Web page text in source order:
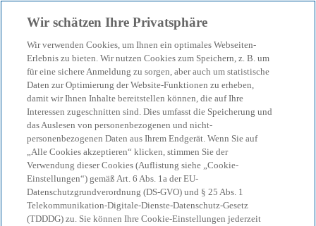
menu search
KPMG Tax News
Globale Mindeststeuer
(Pillar 2): Inclusive
Framework einigt sich auf
Side-by-Side Lösung
Wir schätzen Ihre Privatsphäre
Wir verwenden Cookies, um Ihnen ein optimales Webseiten-
Erlebnis zu bieten. Wir nutzen Cookies zum Speichern, z. B. um
für eine sichere Anmeldung zu sorgen, aber auch um statistische
Daten zur Optimierung der Website-Funktionen zu erheben,
damit wir Ihnen Inhalte bereitstellen können, die auf Ihre
Interessen zugeschnitten sind. Dies umfasst die Speicherung und
das Auslesen von personenbezogenen und nicht-
personenbezogenen Daten aus Ihrem Endgerät. Wenn Sie auf
„Alle Cookies akzeptieren“ klicken, stimmen Sie der
Verwendung dieser Cookies (Auflistung siehe „Cookie-
Einstellungen“) gemäß Art. 6 Abs. 1a der EU-
Datenschutzgrundverordnung (DS-GVO) und § 25 Abs. 1
Telekommunikation-Digitale-Dienste-Datenschutz-Gesetz
(TDDDG) zu. Sie können Ihre Cookie-Einstellungen jederzeit